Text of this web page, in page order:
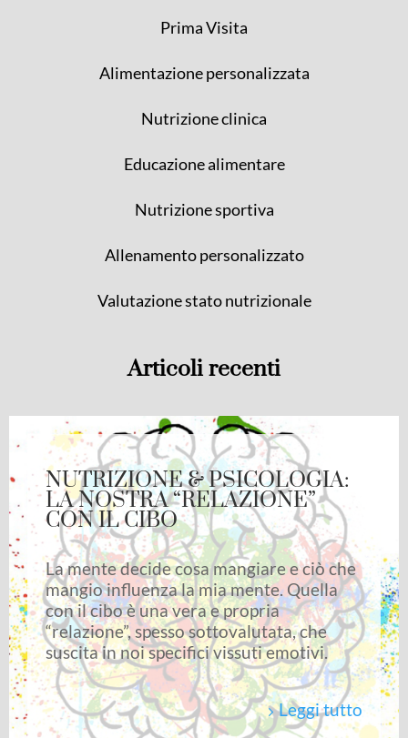
Prima Visita
Alimentazione personalizzata
Nutrizione clinica
Educazione alimentare
Nutrizione sportiva
Allenamento personalizzato
Valutazione stato nutrizionale
Articoli recenti
NUTRIZIONE & PSICOLOGIA:
LA NOSTRA “RELAZIONE”
CON IL CIBO
La mente decide cosa mangiare e ciò che
mangio influenza la mia mente. Quella
con il cibo è una vera e propria
“relazione”, spesso sottovalutata, che
suscita in noi specifici vissuti emotivi.
Leggi tutto